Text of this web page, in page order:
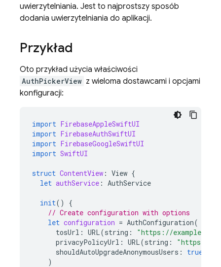
uwierzytelniania. Jest to najprostszy sposób
dodania uwierzytelniania do aplikacji.
Przykład
Oto przykład użycia właściwości
AuthPickerView z wieloma dostawcami i opcjami
konfiguracji:
import FirebaseAppleSwiftUI
import FirebaseAuthSwiftUI
import FirebaseGoogleSwiftUI
import SwiftUI
struct ContentView : View {
let authService : AuthService
init()
{
// Create configuration with options
let configuration = AuthConfiguration(
tosUrl : URL(string :
"https://
privacyPolicyUrl : URL(string :
"https://
shouldAutoUpgradeAnonymousUsers :
true
)